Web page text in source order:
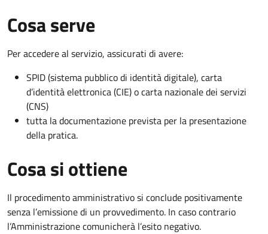
Cosa serve
Per accedere al servizio, assicurati di avere:
SPID (sistema pubblico di identità digitale), carta
d’identità elettronica (CIE) o carta nazionale dei servizi
(CNS)
tutta la documentazione prevista per la presentazione
della pratica.
Cosa si ottiene
Il procedimento amministrativo si conclude positivamente
senza l’emissione di un provvedimento. In caso contrario
l’Amministrazione comunicherà l’esito negativo.